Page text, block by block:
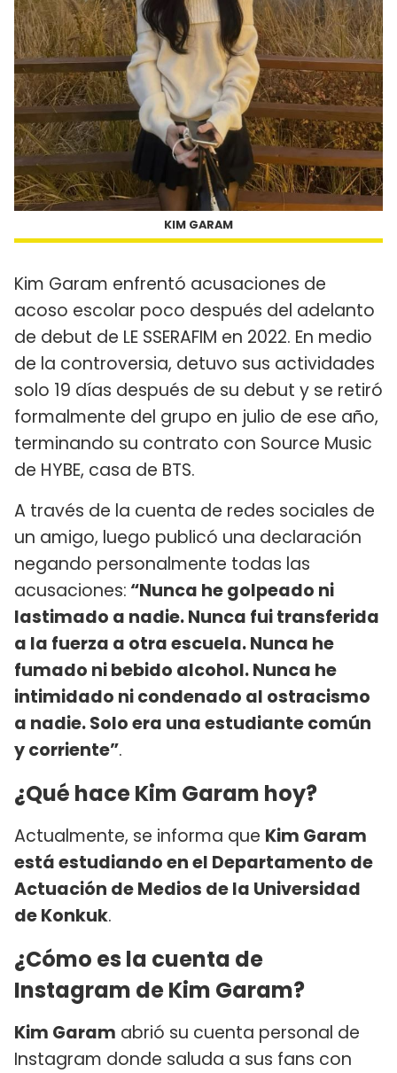
KIM GARAM
Kim Garam enfrentó acusaciones de
acoso escolar poco después del adelanto
de debut de LE SSERAFIM en 2022. En medio
de la controversia, detuvo sus actividades
solo 19 días después de su debut y se retiró
formalmente del grupo en julio de ese año,
terminando su contrato con Source Music
de HYBE, casa de BTS.
A través de la cuenta de redes sociales de
un amigo, luego publicó una declaración
negando personalmente todas las
acusaciones: “Nunca he golpeado ni
lastimado a nadie. Nunca fui transferida
a la fuerza a otra escuela. Nunca he
fumado ni bebido alcohol. Nunca he
intimidado ni condenado al ostracismo
a nadie. Solo era una estudiante común
y corriente”.
¿Qué hace Kim Garam hoy?
Actualmente, se informa que Kim Garam
está estudiando en el Departamento de
Actuación de Medios de la Universidad
de Konkuk.
¿Cómo es la cuenta de
Instagram de Kim Garam?
Kim Garam abrió su cuenta personal de
Instagram donde saluda a sus fans con